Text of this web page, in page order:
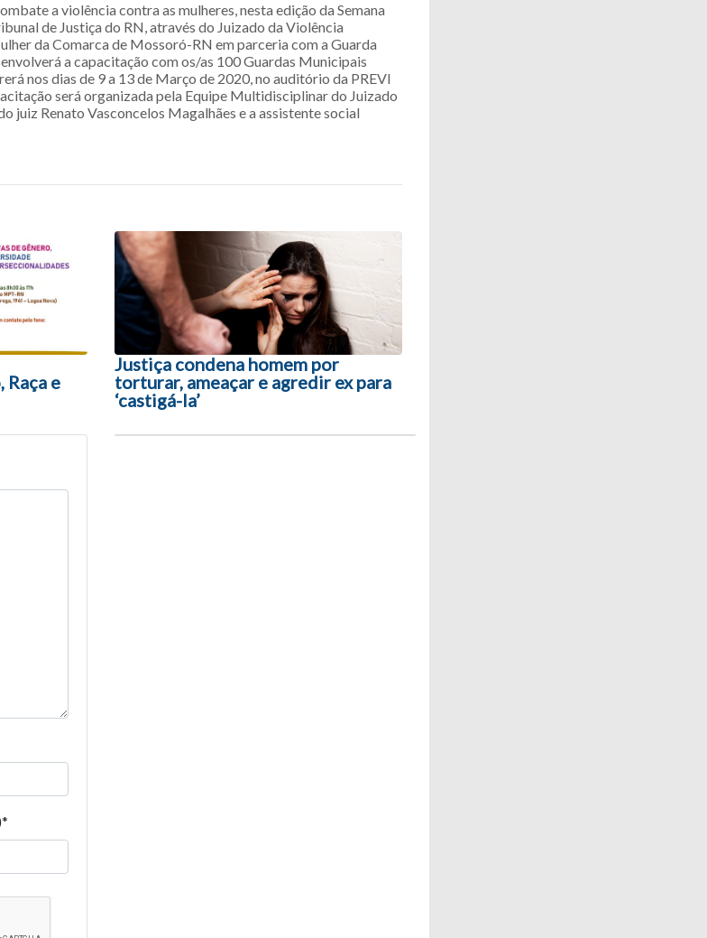
a violência contra as mulheres, nesta edição da Semana
de Justiça do RN, através do Juizado da Violência
da Comarca de Mossoró-RN em parceria com a Guarda
a capacitação com os/as 100 Guardas Municipais
nos dias de 9 a 13 de Março de 2020, no auditório da PREVI
será organizada pela Equipe Multidisciplinar do Juizado
juiz Renato Vasconcelos Magalhães e a assistente social
Raça e
Justiça condena homem por
torturar, ameaçar e agredir ex para
‘castigá-la’
*